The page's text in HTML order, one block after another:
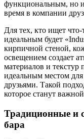
функциональным, но
время в компании
Для тех, кто ищет
идеальным будет
кирпичной стеной,
освещением создает
материалов и текстур
идеальным местом
друзьями. Такой
которое станут
Традиционные и
бара